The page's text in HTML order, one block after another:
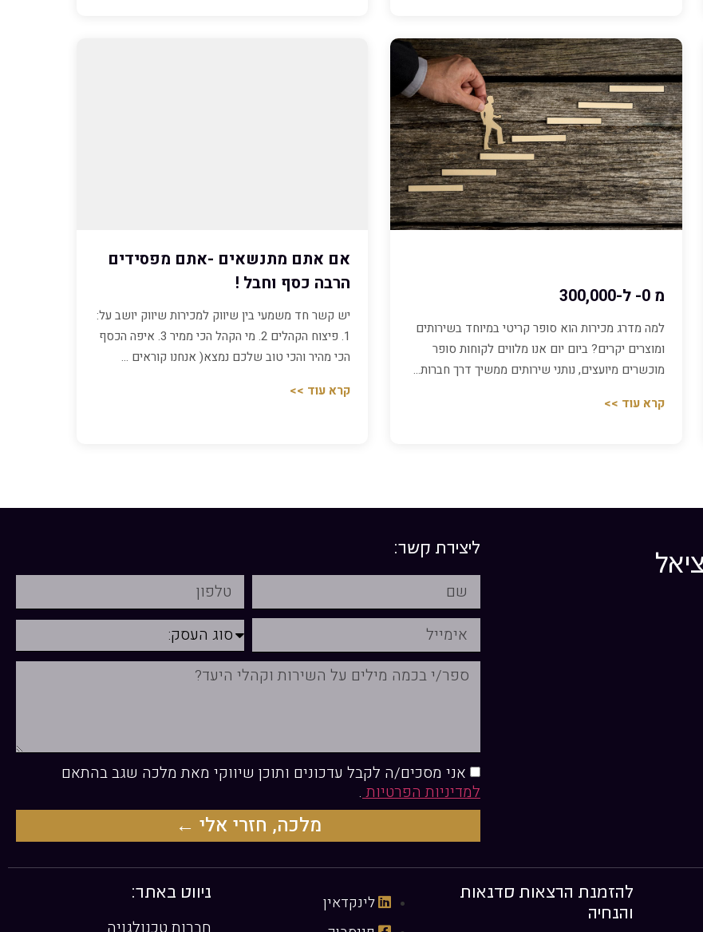
מ 0- ל-300,000
למה מדרג מכירות הוא סופר קריטי במיוחד בשירותים
ומוצרים יקרים? ביום יום אנו מלווים לקוחות סופר
מוכשרים מיועצים, נותני שירותים ממשיך דרך חברות…
קרא עוד >>
אם אתם מתנשאים -אתם מפסידים
הרבה כסף וחבל !
יש קשר חד משמעי בין שיווק למכירות שיווק יושב על:
1. פיצוח הקהלים 2. מי הקהל הכי ממיר 3. איפה הכסף
הכי מהיר והכי טוב שלכם נמצא( אנחנו קוראים …
קרא עוד >>
ליצירת קשר:
אני מסכים/ה לקבל עדכונים ותוכן שיווקי מאת מלכה שגב בהתאם
למדיניות הפרטיות.
מלכה, חזרי אלי ←
להזמנת הרצאות סדנאות
והנחיה
לינקדאין
ניווט באתר: